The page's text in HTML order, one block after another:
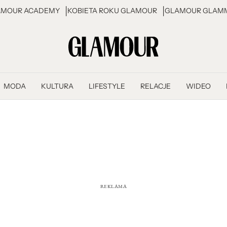
ACADEMY KOBIETA ROKU GLAMOUR GLAMOUR
MODA KULTURA LIFESTYLE RELACJE WIDEO